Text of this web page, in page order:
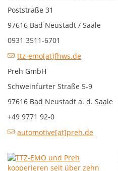
Poststraße 31
97616 Bad Neustadt / Saale
0931 3511-6701
ttz-emo[at]fhws.de
Preh GmbH
Schweinfurter Straße 5-9
97616 Bad Neustadt a. d. Saale
+49 9771 92-0
automotive[at]preh.de